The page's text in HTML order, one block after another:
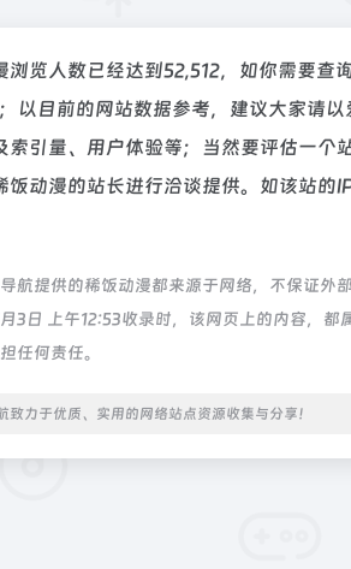
浏览人数已经达到52,512，如你需要查
以目前的网站数据参考，建议大家请
索引量、用户体验等；当然要评估一个
饭动漫的站长进行洽谈提供。如该站的
航提供的稀饭动漫都来源于网络，不保证外
3日 上午12:53收录时，该网页上的内容，
任何责任。
致力于优质、实用的网络站点资源收集与分享！